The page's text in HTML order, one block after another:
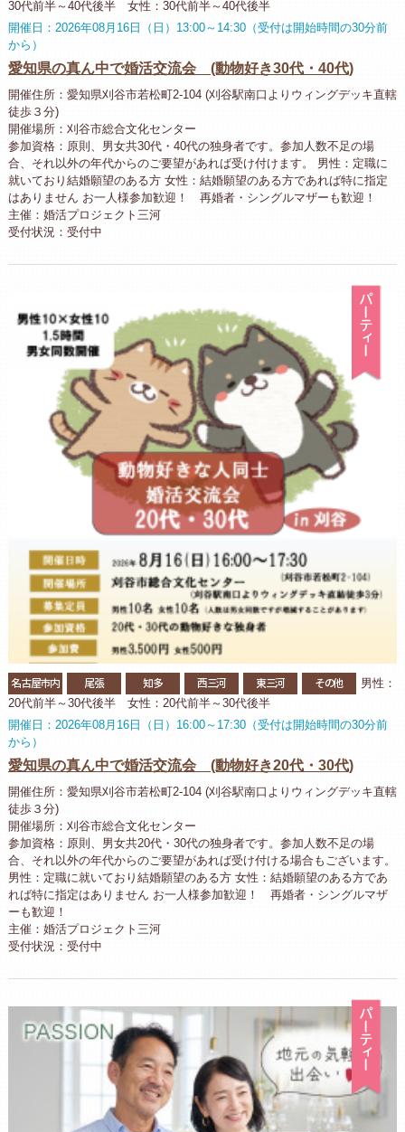
30代前半～40代後半 女性：30代前半～40代後半
開催日：2026年08月16日（日）13:00～14:30（受付は開始時間の30分前
から）
愛知県の真ん中で婚活交流会 (動物好き30代・40代)
開催住所：愛知県刈谷市若松町2-104 (刈谷駅南口よりウィングデッキ直轄
徒歩３分)
開催場所：刈谷市総合文化センター
参加資格：原則、男女共30代・40代の独身者です。参加人数不足の場
合、それ以外の年代からのご要望があれば受け付けます。 男性：定職に
就いており結婚願望のある方 女性：結婚願望のある方であれば特に指定
はありません お一人様参加歓迎！ 再婚者・シングルマザーも歓迎！
主催：婚活プロジェクト三河
受付状況：受付中
名古屋市内 尾張 知多 西三河 東三河 その他
男性：
20代前半～30代後半 女性：20代前半～30代後半
開催日：2026年08月16日（日）16:00～17:30（受付は開始時間の30分前
から）
愛知県の真ん中で婚活交流会 (動物好き20代・30代)
開催住所：愛知県刈谷市若松町2-104 (刈谷駅南口よりウィングデッキ直轄
徒歩３分)
開催場所：刈谷市総合文化センター
参加資格：原則、男女共20代・30代の独身者です。参加人数不足の場
合、それ以外の年代からのご要望があれば受け付ける場合もございます。
男性：定職に就いており結婚願望のある方 女性：結婚願望のある方であ
れば特に指定はありません お一人様参加歓迎！ 再婚者・シングルマザ
ーも歓迎！
主催：婚活プロジェクト三河
受付状況：受付中
パ